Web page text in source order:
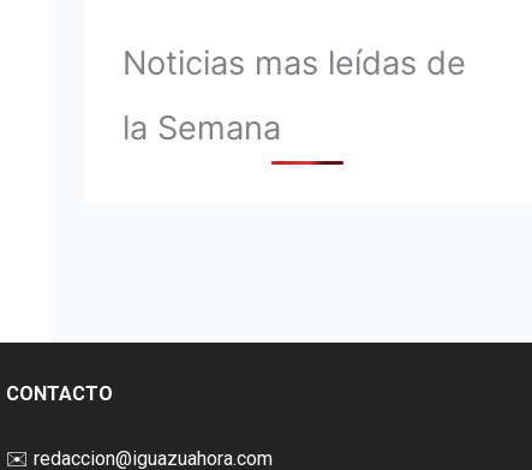
Noticias mas leídas de
la Semana
CONTACTO
✉️ redaccion@iguazuahora.com